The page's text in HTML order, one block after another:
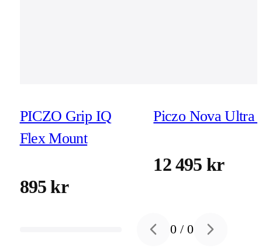
PICZO Grip IQ
Flex Mount
895 kr
Piczo Nova Ultra
12 495 kr
Previous slide
0 /0 Next slide